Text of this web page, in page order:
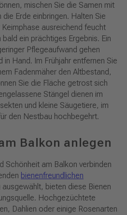
mischen Sie die Samen mit
Erde einbringen. Halten Sie
Keimphase ausreichend feucht
ein prächtiges Ergebnis. Ein
Pflegeaufwand gehen
in Hand. Im Frühjahr entfernen Sie
Fadenmäher den Altbestand,
Sie die Fläche getrost sich
Stängel dienen im
und kleine Säugetiere, im
den Nestbau hochbegehrt.
Balkon anlegen
Schönheit am Balkon verbinden
bienenfreundlichen
ausgewählt, bieten diese Bienen
Hochgezüchtete
Dahlien oder einige Rosenarten